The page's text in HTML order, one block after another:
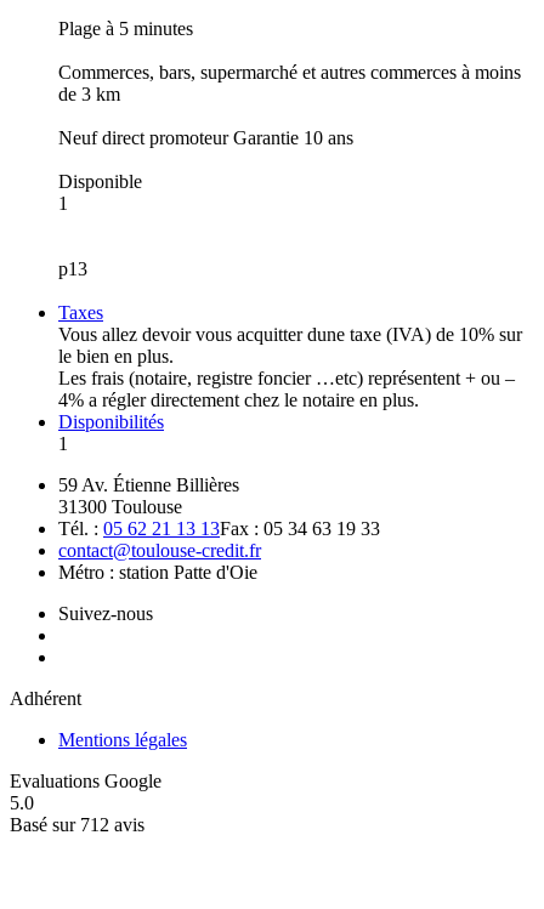
Plage à 5 minutes
Commerces, bars, supermarché et autres commerces à moins
de 3 km
Neuf direct promoteur Garantie 10 ans
Disponible
1
p13
Taxes
Vous allez devoir vous acquitter dune taxe (IVA) de 10% sur
le bien en plus.
Les frais (notaire, registre foncier …etc) représentent + ou –
4% a régler directement chez le notaire en plus.
Disponibilités
1
59 Av. Étienne Billières
31300 Toulouse
Tél. : 05 62 21 13 13Fax : 05 34 63 19 33
contact@toulouse-credit.fr
Métro : station Patte d'Oie
Suivez-nous
Adhérent
Mentions légales
Evaluations Google
5.0
Basé sur 712 avis